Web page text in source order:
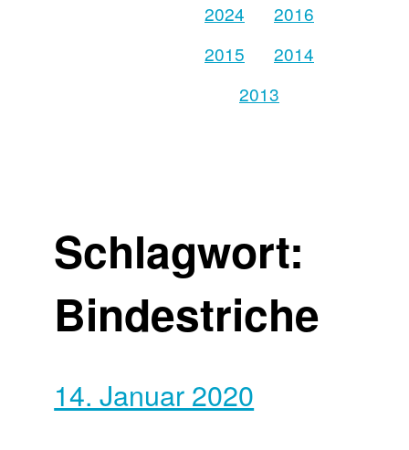
2024
2016
2015
2014
2013
Schlagwort:
Bindestriche
14. Januar 2020